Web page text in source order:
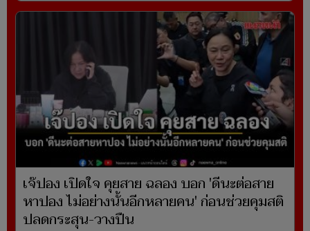
เจ๊ปอง เปิดใจ คุยสาย ฉลอง บอก 'ดีนะต่อสาย
หาปอง ไม่อย่างนั้นอีกหลายคน' ก่อนช่วยคุมสติ
ปลดกระสุน-วางปืน